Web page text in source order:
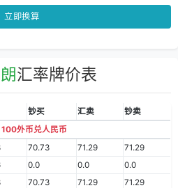
立即换算
汇率牌价表
钞买 汇卖
钞卖
外币兑人民币
70.73 71.29
71.29
0.0 0.0
0.0
70.73 71.29
71.29